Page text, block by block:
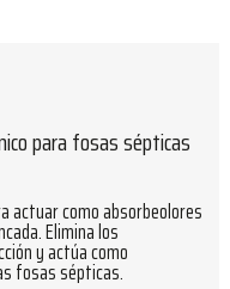
para fosas sépticas
actuar como absorbeolores
Elimina los
y actúa como
fosas sépticas.